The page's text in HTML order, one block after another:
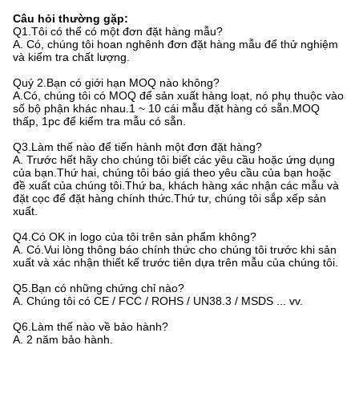
Câu hỏi thường gặp:
Q1.Tôi có thể có một đơn đặt hàng mẫu?
A. Có, chúng tôi hoan nghênh đơn đặt hàng mẫu để thử nghiệm
và kiểm tra chất lượng.
Quý 2.Bạn có giới hạn MOQ nào không?
A.Có, chúng tôi có MOQ để sản xuất hàng loạt, nó phụ thuộc vào
số bộ phận khác nhau.1 ~ 10 cái mẫu đặt hàng có sẵn.MOQ
thấp, 1pc để kiểm tra mẫu có sẵn.
Q3.Làm thế nào để tiến hành một đơn đặt hàng?
A. Trước hết hãy cho chúng tôi biết các yêu cầu hoặc ứng dụng
của bạn.Thứ hai, chúng tôi báo giá theo yêu cầu của bạn hoặc
đề xuất của chúng tôi.Thứ ba, khách hàng xác nhận các mẫu và
đặt cọc để đặt hàng chính thức.Thứ tư, chúng tôi sắp xếp sản
xuất.
Q4.Có OK in logo của tôi trên sản phẩm không?
A. Có.Vui lòng thông báo chính thức cho chúng tôi trước khi sản
xuất và xác nhận thiết kế trước tiên dựa trên mẫu của chúng tôi.
Q5.Bạn có những chứng chỉ nào?
A. Chúng tôi có CE / FCC / ROHS / UN38.3 / MSDS ... vv.
Q6.Làm thế nào về bảo hành?
A. 2 năm bảo hành.